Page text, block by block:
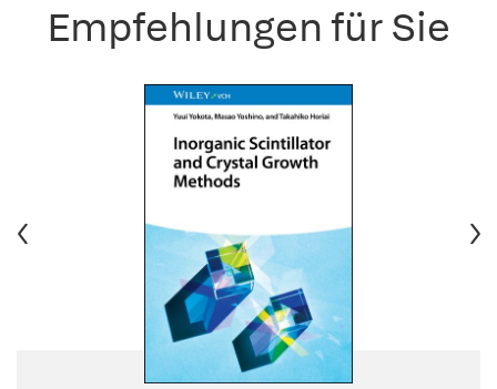
Empfehlungen für Sie